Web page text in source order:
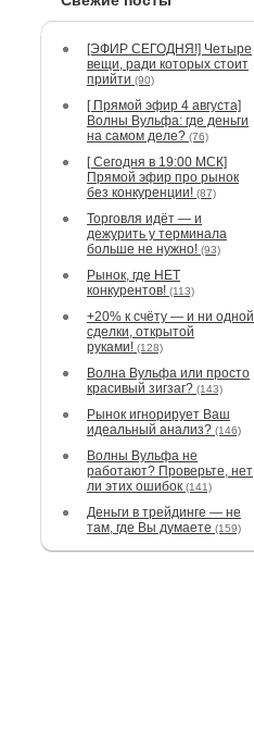
[ЭФИР СЕГОДНЯ!] Четыре
вещи, ради которых стоит
прийти (90)
[ Прямой эфир 4 августа]
Волны Вульфа: где деньги
на самом деле? (76)
[ Сегодня в 19:00 МСК]
Прямой эфир про рынок
без конкуренции! (87)
Торговля идёт — и
дежурить у терминала
больше не нужно! (93)
Рынок, где НЕТ
конкурентов! (113)
+20% к счёту — и ни одной
сделки, открытой
руками! (128)
Волна Вульфа или просто
красивый зигзаг? (143)
Рынок игнорирует Ваш
идеальный анализ? (146)
Волны Вульфа не
работают? Проверьте, нет
ли этих ошибок (141)
Деньги в трейдинге — не
там, где Вы думаете (159)